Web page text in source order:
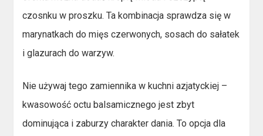
czosnku w proszku. Ta kombinacja sprawdza się w
marynatkach do mięs czerwonych, sosach do sałatek
i glazurach do warzyw.
Nie używaj tego zamiennika w kuchni azjatyckiej –
kwasowość octu balsamicznego jest zbyt
dominująca i zaburzy charakter dania. To opcja dla